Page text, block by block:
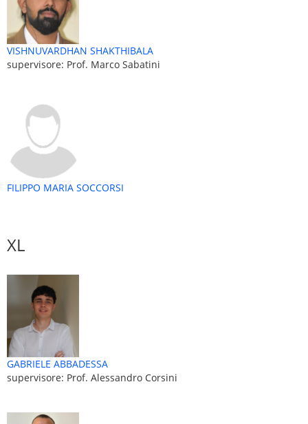
VISHNUVARDHAN SHAKTHIBALA
supervisore: Prof. Marco Sabatini
FILIPPO MARIA SOCCORSI
XL
GABRIELE ABBADESSA
supervisore: Prof. Alessandro Corsini